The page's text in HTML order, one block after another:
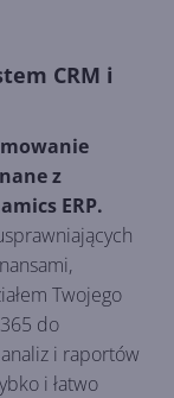
CRM i
z
ERP.
Twojego
do
i raportów
i łatwo